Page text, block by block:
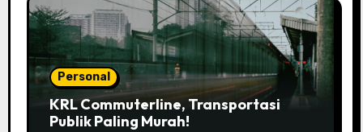
Personal
KRL Commuterline, Transportasi
Publik Paling Murah!